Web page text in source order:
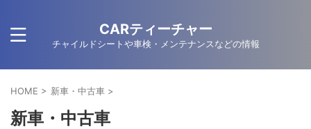
CARティーチャー
チャイルドシートや車検・メンテナンスなどの情報
HOME > 新車・中古車 >
新車・中古車